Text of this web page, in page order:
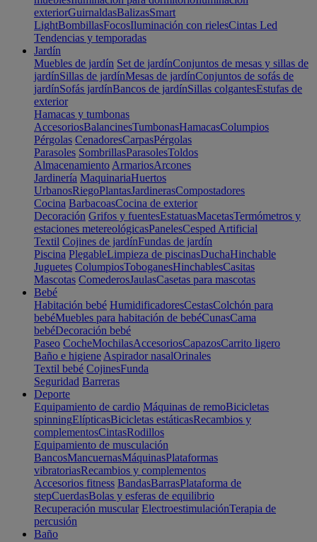
exteriorGuirnaldasBalizasSmart
LightBombillasFocosIluminación con rielesCintas Led
Tendencias y temporadas
Jardín
Muebles de jardín Set de jardínConjuntos de mesas y sillas de
jardínSillas de jardínMesas de jardínConjuntos de sofás de
jardínSofás jardínBancos de jardínSillas colgantesEstufas de
exterior
Hamacas y tumbonas
AccesoriosBalancinesTumbonasHamacasColumpios
Pérgolas CenadoresCarpasPérgolas
Parasoles SombrillasParasolesToldos
Almacenamiento ArmariosArcones
Jardinería MaquinariaHuertos
UrbanosRiegoPlantasJardinerasCompostadores
Cocina BarbacoasCocina de exterior
Decoración Grifos y fuentesEstatuasMacetasTermómetros y
estaciones metereológicasPanelesCesped Artificial
Textil Cojines de jardínFundas de jardín
Piscina PlegableLimpieza de piscinasDuchaHinchable
Juguetes ColumpiosToboganesHinchablesCasitas
Mascotas ComederosJaulasCasetas para mascotas
Bebé
Habitación bebé HumidificadoresCestasColchón para
bebéMuebles para habitación de bebéCunasCama
bebéDecoración bebé
Paseo CocheMochilasAccesoriosCapazosCarrito ligero
Baño e higiene Aspirador nasalOrinales
Textil bebé CojinesFunda
Seguridad Barreras
Deporte
Equipamiento de cardio Máquinas de remoBicicletas
spinningElípticasBicicletas estáticasRecambios y
complementosCintasRodillos
Equipamiento de musculación
BancosMancuernasMáquinasPlataformas
vibratoriasRecambios y complementos
Accesorios fitness BandasBarrasPlataforma de
stepCuerdasBolas y esferas de equilibrio
Recuperación muscular ElectroestimulaciónTerapia de
percusión
Baño